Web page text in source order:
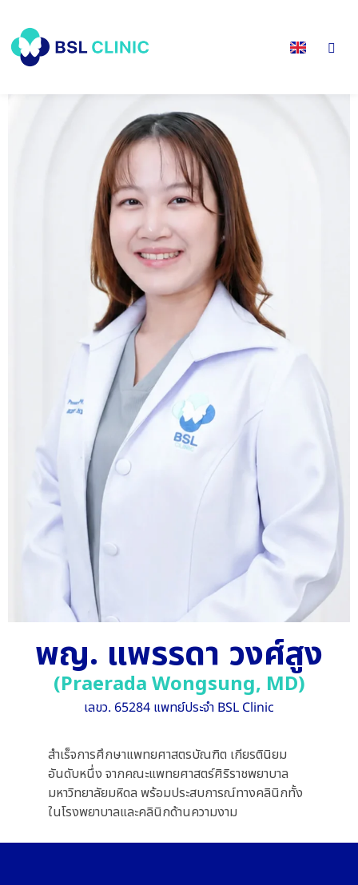
พญ. แพรรดา วงศ์สูง
(Praerada Wongsung, MD)
เลขว. 65284 แพทย์ประจำ BSL Clinic
สำเร็จการศึกษาแพทยศาสตรบัณฑิต เกียรตินิยม
อันดับหนึ่ง จากคณะแพทยศาสตร์ศิริราชพยาบาล
มหาวิทยาลัยมหิดล พร้อมประสบการณ์ทางคลินิกทั้ง
ในโรงพยาบาลและคลินิกด้านความงาม